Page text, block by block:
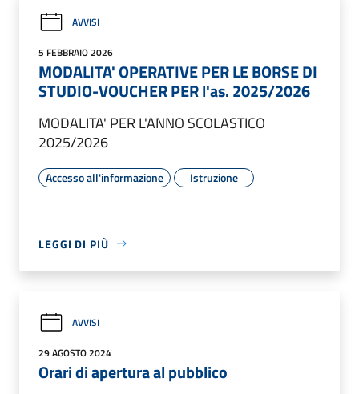
AVVISI
5 FEBBRAIO 2026
MODALITA' OPERATIVE PER LE BORSE DI
STUDIO-VOUCHER PER l'as. 2025/2026
MODALITA' PER L'ANNO SCOLASTICO
2025/2026
Accesso all'informazione Istruzione
LEGGI DI PIÙ
AVVISI
29 AGOSTO 2024
Orari di apertura al pubblico